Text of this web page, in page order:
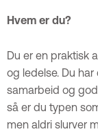
Hvem er du?
Du er en praktisk
og ledelse. Du
samarbeid og
så er du typen
men aldri slurver